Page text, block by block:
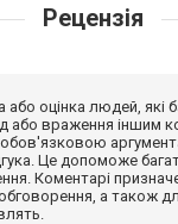
Рецензія
або оцінка людей, які
або враження іншим
Це допоможе
Коментарі
а також